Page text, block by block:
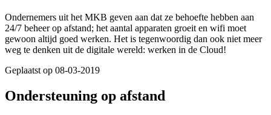
Ondernemers uit het MKB geven aan dat ze behoefte hebben aan
24/7 beheer op afstand; het aantal apparaten groeit en wifi moet
gewoon altijd goed werken. Het is tegenwoordig dan ook niet meer
weg te denken uit de digitale wereld: werken in de Cloud!
Geplaatst op 08-03-2019
Ondersteuning op afstand